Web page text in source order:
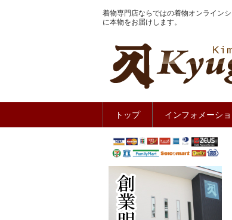
着物専門店ならではの着物オンライン
に本物をお届けします。
きも
トップ インフォメーシ